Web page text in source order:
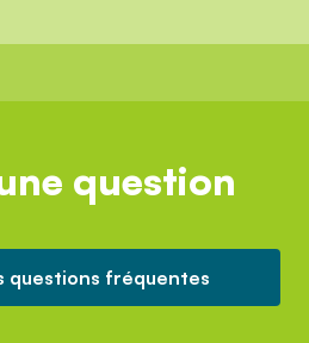
question
questions fréquentes